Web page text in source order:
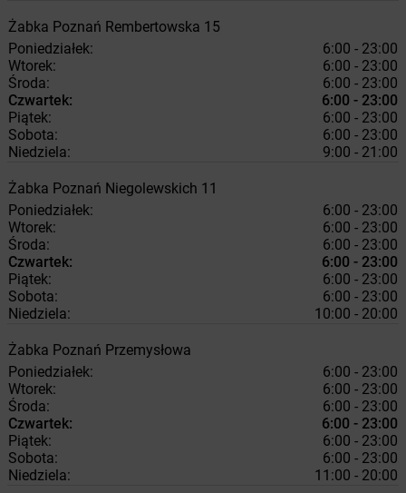
Żabka Poznań Rembertowska 15
Poniedziałek:
6:00 - 23:00
Wtorek:
6:00 - 23:00
Środa:
6:00 - 23:00
Czwartek:
6:00 - 23:00
Piątek:
6:00 - 23:00
Sobota:
6:00 - 23:00
Niedziela:
9:00 - 21:00
Żabka Poznań Niegolewskich 11
Poniedziałek:
6:00 - 23:00
Wtorek:
6:00 - 23:00
Środa:
6:00 - 23:00
Czwartek:
6:00 - 23:00
Piątek:
6:00 - 23:00
Sobota:
6:00 - 23:00
Niedziela:
10:00 - 20:00
Żabka Poznań Przemysłowa
Poniedziałek:
6:00 - 23:00
Wtorek:
6:00 - 23:00
Środa:
6:00 - 23:00
Czwartek:
6:00 - 23:00
Piątek:
6:00 - 23:00
Sobota:
6:00 - 23:00
Niedziela:
11:00 - 20:00